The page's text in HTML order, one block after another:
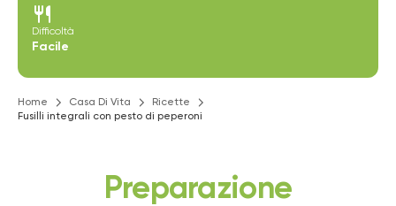
restaurant
Difficoltà
Facile
Home Casa Di Vita
Ricette
Fusilli integrali con pesto di peperoni
Preparazione